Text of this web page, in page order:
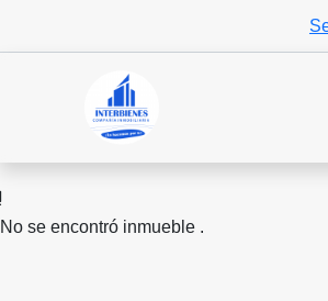
No se encontró inmueble .